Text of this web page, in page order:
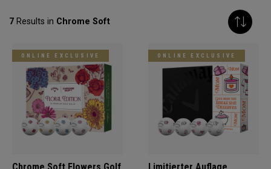
7 Results in Chrome Soft
ONLINE EXCLUSIVE ONLINE EXCLUSIVE